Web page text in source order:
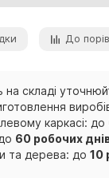
До
на складі
каркасі: до
60 робочих
та дерева: до10